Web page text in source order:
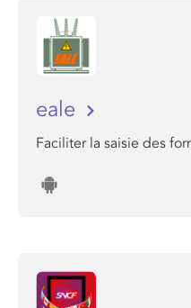
eale
Faciliter la saisie des